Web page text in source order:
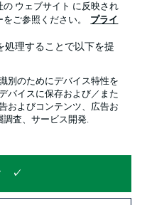
選手
GmbH
ウェブサイト に反映され
ご参照ください。
プライ
処理することで以下を提
別のためにデバイス特性を
バイスに保存および／また
およびコンテンツ、広告お
調査、サービス開発.